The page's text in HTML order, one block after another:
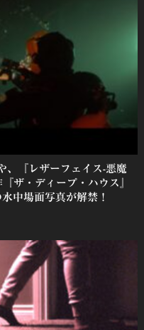
、『レザーフェイス-悪魔
ザ・ディープ・ハウス』
中場面写真が解禁！